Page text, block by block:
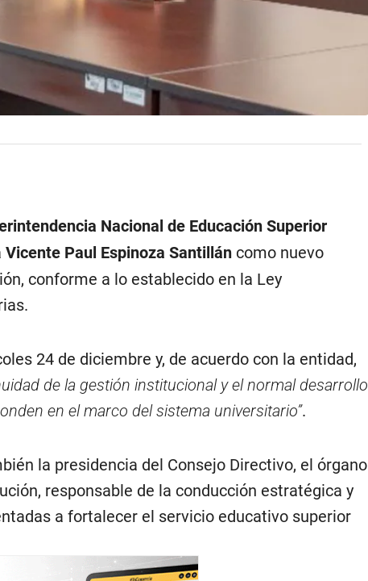
Nacional de Educación Superior
Vicente Paul Espinoza Santillán como nuevo
conforme a lo establecido en la Ley
24 de diciembre y, de acuerdo con la entidad,
de la gestión institucional y el normal desarrollo
en el marco del sistema universitario”.
la presidencia del Consejo Directivo, el órgano
responsable de la conducción estratégica y
a fortalecer el servicio educativo superior